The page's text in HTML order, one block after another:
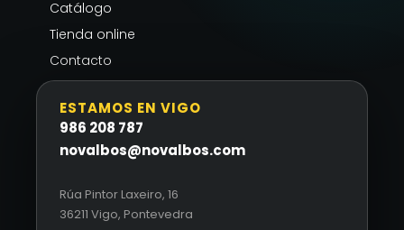
Catálogo
Tienda online
Contacto
ESTAMOS EN VIGO
986 208 787
novalbos@novalbos.com
Rúa Pintor Laxeiro, 16
36211 Vigo, Pontevedra